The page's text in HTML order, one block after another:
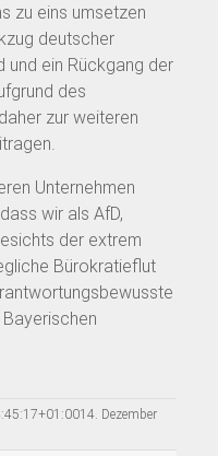
zu eins umsetzen
deutscher
und ein Rückgang der
des
zur weiteren
Unternehmen
wir als AfD,
der extrem
Bürokratieflut
14. Dezember